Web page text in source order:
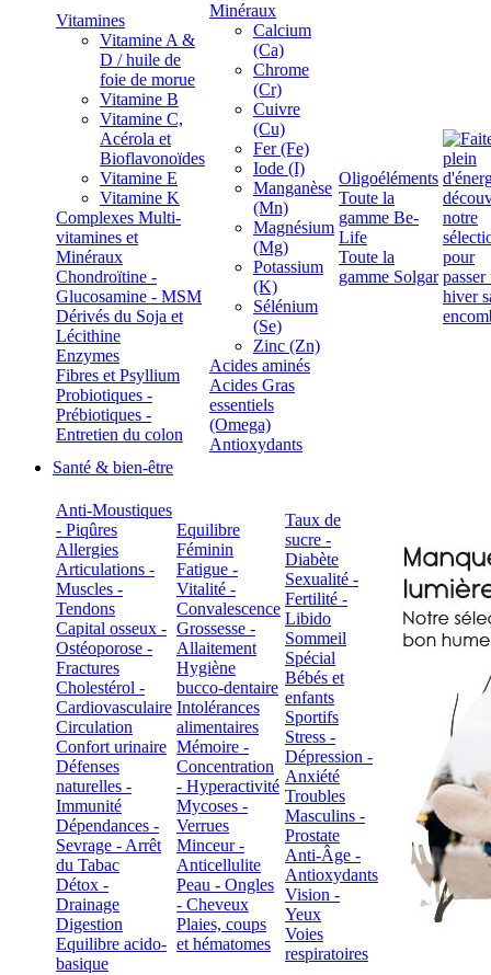
Vitamines
Vitamine A &
D / huile de
foie de morue
Vitamine B
Vitamine C,
Acérola et
Bioflavonoïdes
Vitamine E
Vitamine K
Complexes Multi-
vitamines et
Minéraux
Chondroïtine -
Glucosamine - MSM
Dérivés du Soja et
Lécithine
Enzymes
Fibres et Psyllium
Probiotiques -
Prébiotiques -
Entretien du colon
Minéraux
Calcium
(Ca)
Chrome
(Cr)
Cuivre
(Cu)
Fer (Fe)
Iode (I)
Manganèse
(Mn)
Magnésium
(Mg)
Potassium
(K)
Sélénium
(Se)
Zinc (Zn)
Acides aminés
Acides Gras
essentiels
(Omega)
Antioxydants
Oligoéléments
Toute la
gamme Be-
Life
Toute la
gamme Solgar
Santé & bien-être
Anti-Moustiques
- Piqûres
Allergies
Articulations -
Muscles -
Tendons
Capital osseux -
Ostéoporose -
Fractures
Cholestérol -
Cardiovasculaire
Circulation
Confort urinaire
Défenses
naturelles -
Immunité
Dépendances -
Sevrage - Arrêt
du Tabac
Détox -
Drainage
Digestion
Equilibre acido-
basique
Equilibre
Féminin
Fatigue -
Vitalité -
Convalescence
Grossesse -
Allaitement
Hygiène
bucco-dentaire
Intolérances
alimentaires
Mémoire -
Concentration
- Hyperactivité
Mycoses -
Verrues
Minceur -
Anticellulite
Peau - Ongles
- Cheveux
Plaies, coups
et hématomes
Taux de
sucre -
Diabète
Sexualité -
Fertilité -
Libido
Sommeil
Spécial
Bébés et
enfants
Sportifs
Stress -
Dépression -
Anxiété
Troubles
Masculins -
Prostate
Anti-Âge -
Antioxydants
Vision -
Yeux
Voies
respiratoires